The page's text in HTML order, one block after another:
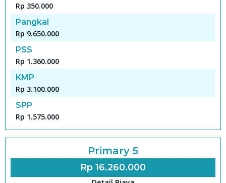
Rp 350.000
Pangkal
Rp 9.650.000
PSS
Rp 1.360.000
KMP
Rp 3.100.000
SPP
Rp 1.575.000
Primary 5
Rp 16.260.000